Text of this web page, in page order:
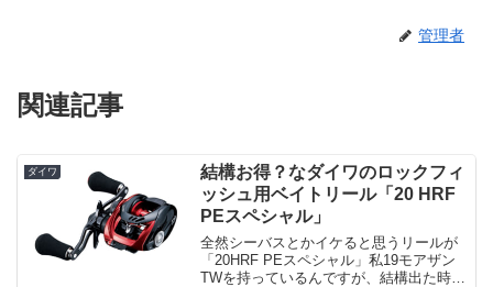
管理者
関連記事
ダイワ
結構お得？なダイワのロックフィ
ッシュ用ベイトリール「20 HRF
PEスペシャル」
全然シーバスとかイケると思うリールが
「20HRF PEスペシャル」私19モアザン
TWを持っているんですが、結構出た時に